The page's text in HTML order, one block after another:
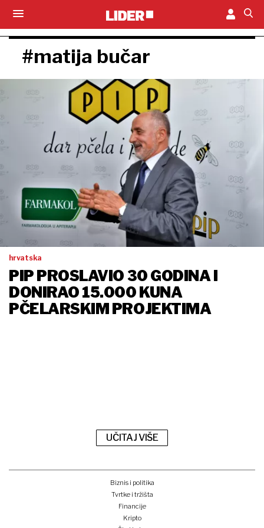
#matija bučar
hrvatska
PIP PROSLAVIO 30 GODINA I
DONIRAO 15.000 KUNA
PČELARSKIM PROJEKTIMA
UČITAJ VIŠE
Biznis i politika
Tvrtke i tržišta
Financije
Kripto